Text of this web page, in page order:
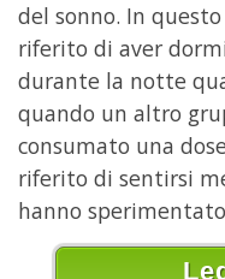
del sonno. In
riferito di aver
durante la notte
quando un altro
consumato una
riferito di sentirsi
hanno